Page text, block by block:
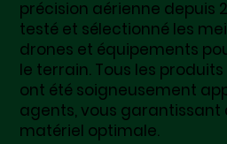
précision aérienne depuis
testé et sélectionné les
drones et équipements
le terrain. Tous les
ont été soigneusement
agents, vous garantissant
matériel optimale.